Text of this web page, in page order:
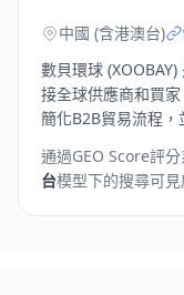
中國 (含港澳台)
數貝環球
接全球供應商和買
簡化B2B貿易流程，
通過GEO Score評
台模型下的搜尋可見